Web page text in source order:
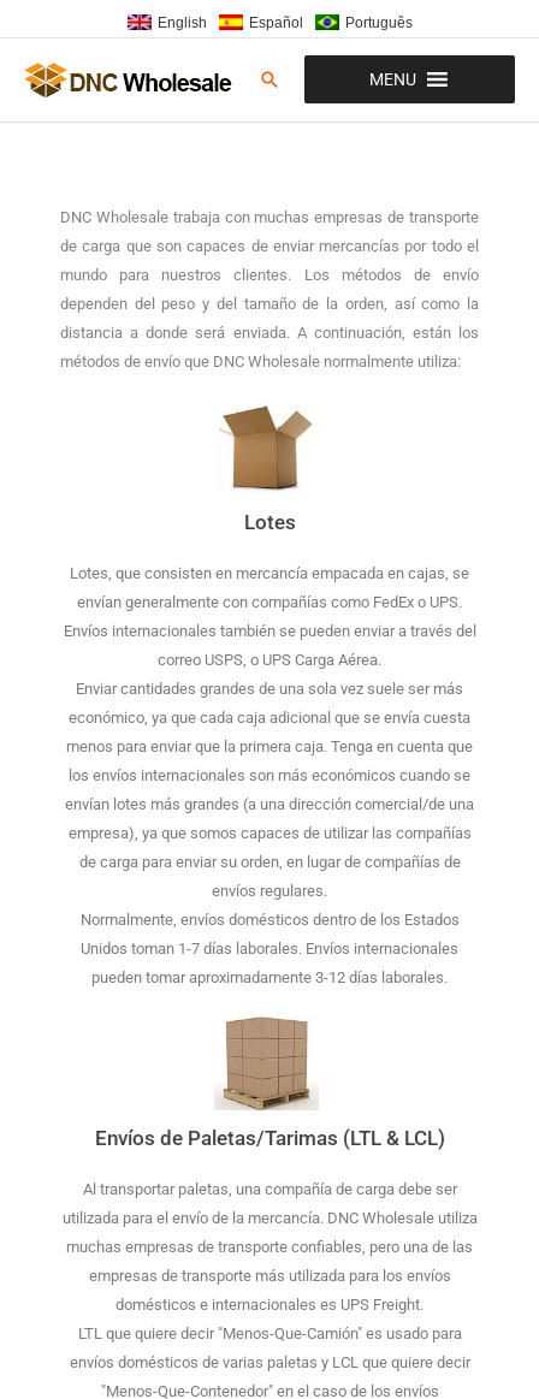
para
conteúdo
English Español Português
Pesquisar MENU
DNC Wholesale trabaja con muchas empresas de transporte
de carga que son capaces de enviar mercancías por todo el
mundo para nuestros clientes. Los métodos de envío
dependen del peso y del tamaño de la orden, así como la
distancia a donde será enviada. A continuación, están los
métodos de envío que DNC Wholesale normalmente utiliza:
Lotes
Lotes, que consisten en mercancía empacada en cajas, se
envían generalmente con compañías como FedEx o UPS.
Envíos internacionales también se pueden enviar a través del
correo USPS, o UPS Carga Aérea.
Enviar cantidades grandes de una sola vez suele ser más
económico, ya que cada caja adicional que se envía cuesta
menos para enviar que la primera caja. Tenga en cuenta que
los envíos internacionales son más económicos cuando se
envían lotes más grandes (a una dirección comercial/de una
empresa), ya que somos capaces de utilizar las compañías
de carga para enviar su orden, en lugar de compañías de
envíos regulares.
Normalmente, envíos domésticos dentro de los Estados
Unidos toman 1-7 días laborales. Envíos internacionales
pueden tomar aproximadamente 3-12 días laborales.
Envíos de Paletas/Tarimas (LTL & LCL)
Al transportar paletas, una compañía de carga debe ser
utilizada para el envío de la mercancía. DNC Wholesale utiliza
muchas empresas de transporte confiables, pero una de las
empresas de transporte más utilizada para los envíos
domésticos e internacionales es UPS Freight.
LTL que quiere decir "Menos-Que-Camión" es usado para
envíos domésticos de varias paletas y LCL que quiere decir
"Menos-Que-Contenedor" en el caso de los envíos